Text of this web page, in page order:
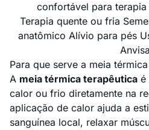
confortável para
Terapia quente ou fria
anatômico Alívio para pés
Anvisa
Para que serve a meia
A meia térmica terapêutica é
calor ou frio diretamente na
aplicação de calor ajuda a
sanguínea local, relaxar